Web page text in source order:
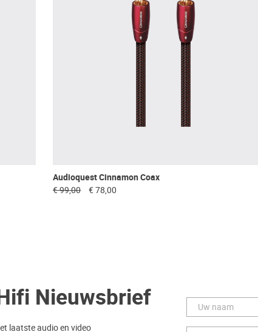
Audioquest Cinnamon Coax
€ 99,00 € 78,00
Nieuwsbrief
laatste audio en video